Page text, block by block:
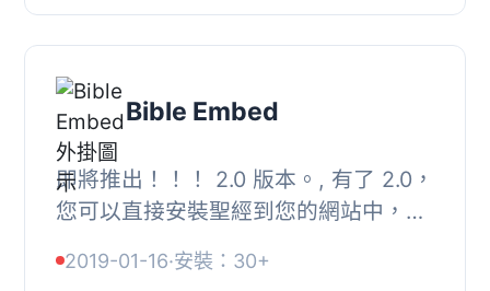
好消息！《...
Bible Embed
即將推出！！！ 2.0 版本。, 有了 2.0，
您可以直接安裝聖經到您的網站中，不
要 API 金鑰！！！, 耶！！！, 這是
2019-01-16·安裝：30+